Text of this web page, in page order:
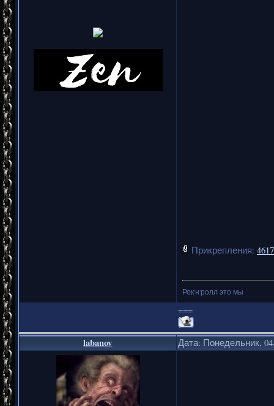
Прикрепления:
Рок'н'ролл это мы
===
labanov Дата: Понедельник,